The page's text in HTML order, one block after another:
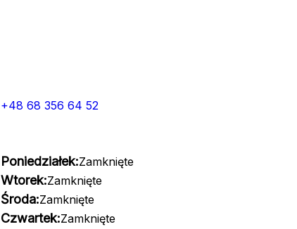
+48 68 356 64 52
Poniedziałek:Zamknięte
Wtorek:Zamknięte
Środa:Zamknięte
Czwartek:Zamknięte